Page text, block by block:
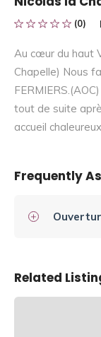
(0)
Au cœur du haut
Chapelle) Nous
tout de suite
accueil
Frequently
Related